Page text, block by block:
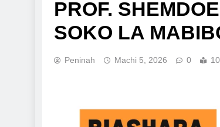
PROF.
SOKO LA
Peninah Machi 5, 2026 0